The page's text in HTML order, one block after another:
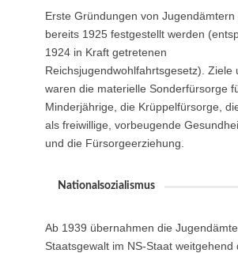
Erste Gründungen von Jugendämtern
bereits 1925 festgestellt werden
1924 in Kraft getretenen
Reichsjugendwohlfahrtsgesetz). Ziele
waren die materielle Sonderfürsorge
Minderjährige, die Krüppelfürsorge,
als freiwillige, vorbeugende
und die Fürsorgeerziehung.
Nationalsozialismus
Ab 1939 übernahmen die
Staatsgewalt im NS-Staat weitgehend